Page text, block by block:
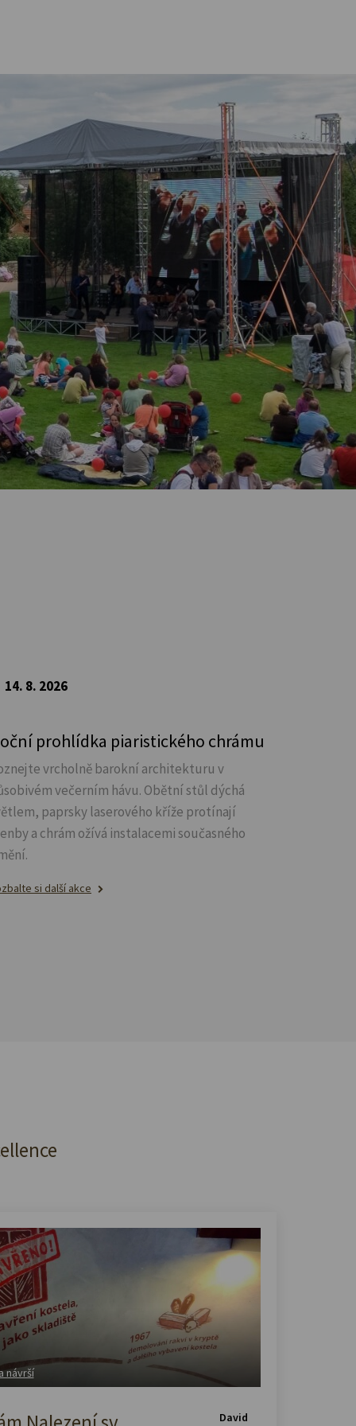
14. 8. 2026
prohlídka piaristického chrámu
vrcholně barokní architekturu v
večerním hávu. Obětní stůl dýchá
paprsky laserového kříže protínají
a chrám ožívá instalacemi současného
si další akce
návrší
David